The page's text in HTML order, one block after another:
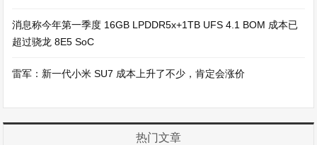
消息称今年第一季度 16GB LPDDR5x+1TB UFS 4.1 BOM 成本已
超过骁龙 8E5 SoC
雷军：新一代小米 SU7 成本上升了不少，肯定会涨价
热门文章